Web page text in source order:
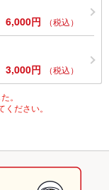
6,000円 （税込）
3,000円 （税込）
。
ださい。